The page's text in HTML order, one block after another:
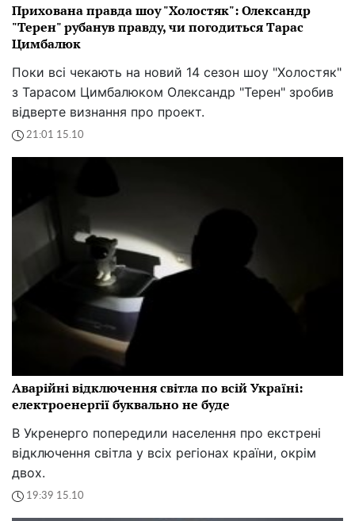
Прихована правда шоу "Холостяк": Олександр
"Терен" рубанув правду, чи погодиться Тарас
Цимбалюк
Поки всі чекають на новий 14 сезон шоу "Холостяк"
з Тарасом Цимбалюком Олександр "Терен" зробив
відверте визнання про проект.
21:01 15.10
Аварійні відключення світла по всій Україні:
електроенергії буквально не буде
В Укренерго попередили населення про екстрені
відключення світла у всіх регіонах країни, окрім
двох.
19:39 15.10